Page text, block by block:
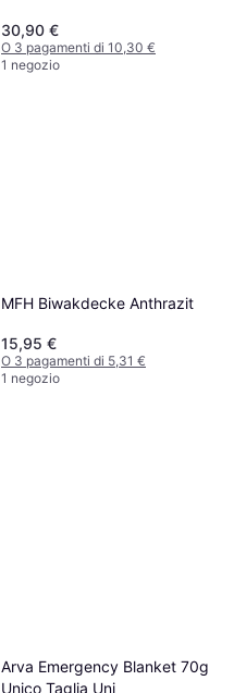
30,90 €
O 3 pagamenti di 10,30 €
1 negozio
MFH Biwakdecke Anthrazit
15,95 €
O 3 pagamenti di 5,31 €
1 negozio
Arva Emergency Blanket 70g
Unico Taglia Uni